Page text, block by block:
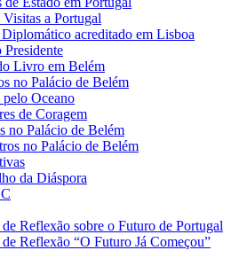
Visitas a Portugal
acreditado em Lisboa
Livro em Belém
no Palácio de Belém
Oceano
de Coragem
no Palácio de Belém
no Palácio de Belém
da Diáspora
Reflexão sobre o Futuro de Portugal
Reflexão “O Futuro Já Começou”